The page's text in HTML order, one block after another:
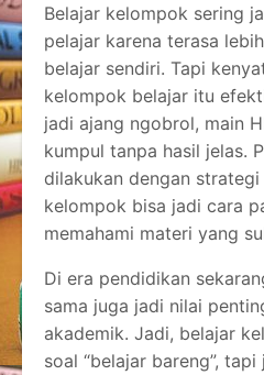
Belajar kelompok sering
pelajar karena terasa
belajar sendiri. Tapi
kelompok belajar itu
jadi ajang ngobrol, main
kumpul tanpa hasil jelas.
dilakukan dengan
kelompok bisa jadi cara
memahami materi yang
Di era pendidikan
sama juga jadi nilai
akademik. Jadi, belajar
soal “belajar bareng”,